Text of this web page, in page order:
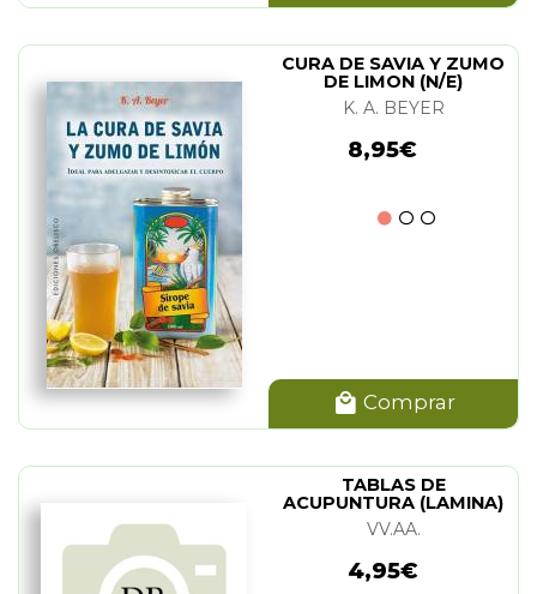
CURA DE SAVIA Y ZUMO
DE LIMON (N/E)
K. A. BEYER
8,95€
Comprar
TABLAS DE
ACUPUNTURA (LAMINA)
VV.AA.
4,95€